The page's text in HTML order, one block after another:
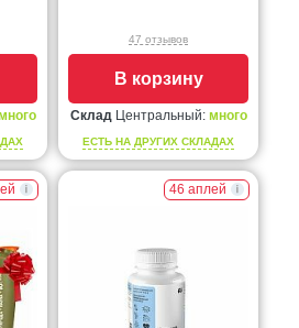
47 отзывов
В корзину
Склад Центральный: много
ЕСТЬ НА ДРУГИХ СКЛАДАХ
46 аплей